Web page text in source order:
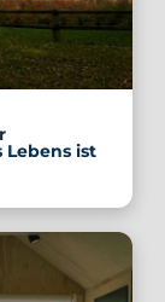
ist